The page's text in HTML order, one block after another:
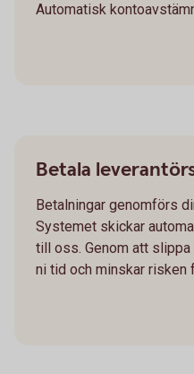
Automatisk
Betala
Betalningar genomförs
Systemet skickar
till oss. Genom att
ni tid och minskar risken